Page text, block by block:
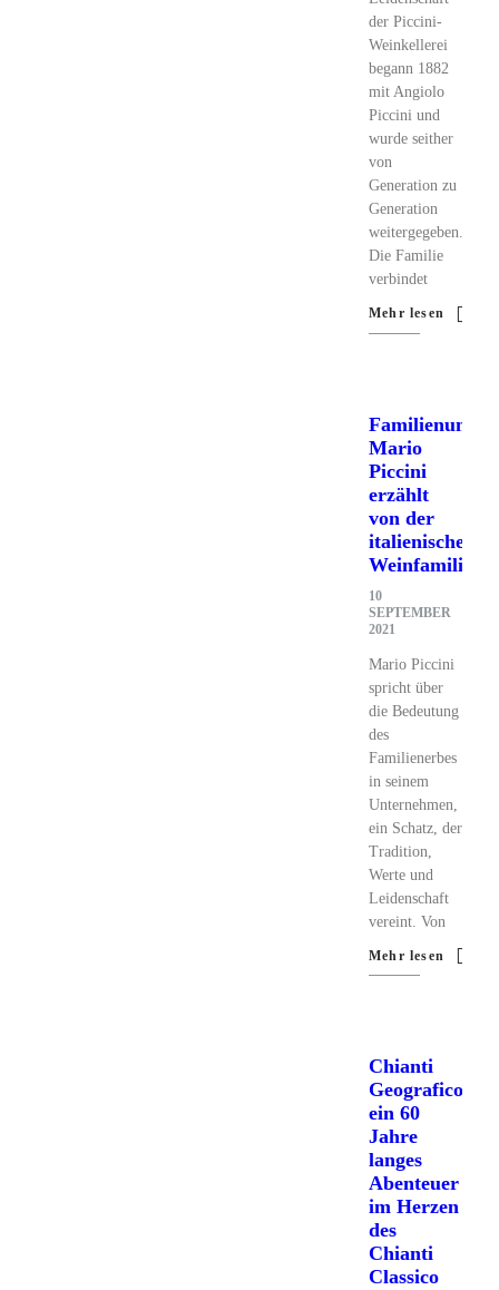
der Piccini-
Weinkellerei
begann 1882
mit Angiolo
Piccini und
wurde seither
von
Generation zu
Generation
weitergegeben.
Die Familie
verbindet
Mehr lesen
Mario
Piccini
erzählt
von der
italienischen
Weinfamilie
10
SEPTEMBER
2021
Mario Piccini
spricht über
die Bedeutung
des
Familienerbes
in seinem
Unternehmen,
ein Schatz, der
Tradition,
Werte und
Leidenschaft
vereint. Von
Mehr lesen
Chianti
Geografico:
ein 60
Jahre
langes
Abenteuer
im Herzen
des
Chianti
Classico